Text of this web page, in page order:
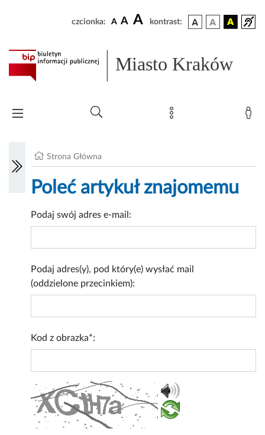
czcionka: A A A kontrast:
Miasto Kraków
Strona Główna
Poleć artykuł znajomemu
Podaj swój adres e-mail:
Podaj adres(y), pod który(e) wysłać mail
(oddzielone przecinkiem):
Kod z obrazka*: